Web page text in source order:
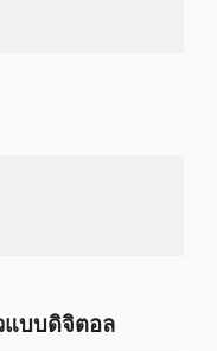
แบบดิจิตอล